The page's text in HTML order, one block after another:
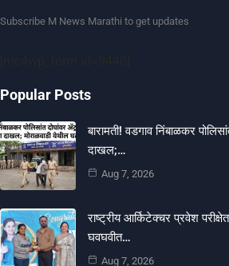
Subscribe M News Marathi to get updates
Popular Posts
बारामती! वडगाव निंबाळकर
दाखल;…
Aug 7, 2026
राष्ट्रीय आर्किटेक्चर प्रवेश
घवघवीत…
Aug 7, 2026